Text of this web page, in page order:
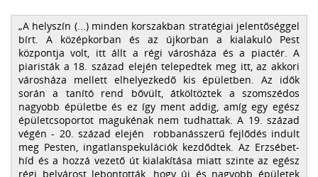
A helyszín (...) minden korszakban stratégiai jelentőséggel
bírt. A középkorban és az újkorban a kialakuló Pest
központja volt, itt állt a régi városháza és a piactér. A
piaristák a 18. század elején telepedtek meg itt, az akkori
városháza mellett elhelyezkedő kis épületben. Az idők
során a tanító rend bővült, átköltöztek a szomszédos
nagyobb épületbe és ez így ment addig, amíg egy egész
épületcsoportot magukénak nem tudhattak. A 19. század
végén - 20. század elején robbanásszerű fejlődés indult
meg Pesten, ingatlanspekulációk kezdődtek. Az Erzsébet-
híd és a hozzá vezető út kialakítása miatt szinte az egész
régi belvárost lebontották, hogy új és nagyobb épületek